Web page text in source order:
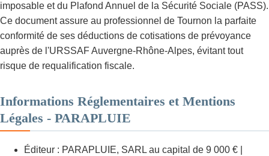
imposable et du Plafond Annuel de la Sécurité Sociale (PASS).
Ce document assure au professionnel de Tournon la parfaite
conformité de ses déductions de cotisations de prévoyance
auprès de l'URSSAF Auvergne-Rhône-Alpes, évitant tout
risque de requalification fiscale.
Informations Réglementaires et Mentions
Légales - PARAPLUIE
Éditeur : PARAPLUIE, SARL au capital de 9 000 € |